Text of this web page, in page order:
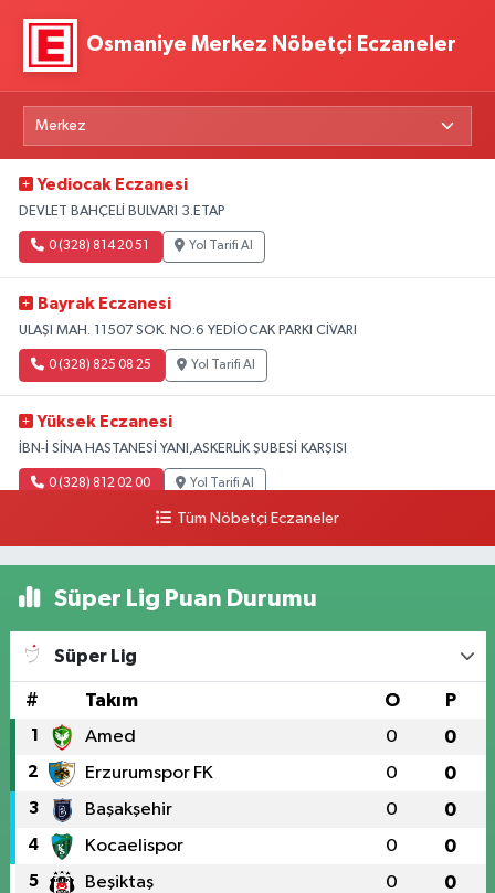
Osmaniye Merkez Nöbetçi Eczaneler
Yediocak Eczanesi
DEVLET BAHÇELİ BULVARI 3.ETAP
0 (328) 814 20 51 Yol Tarifi Al
Bayrak Eczanesi
ULAŞI MAH. 11507 SOK. NO:6 YEDİOCAK PARKI CİVARI
0 (328) 825 08 25 Yol Tarifi Al
Yüksek Eczanesi
İBN-İ SİNA HASTANESİ YANI,ASKERLİK ŞUBESİ KARŞISI
0 (328) 812 02 00 Yol Tarifi Al
Tüm Nöbetçi Eczaneler
Süper Lig Puan Durumu
Süper Lig
# Takım O P
1 Amed 0 0
2 Erzurumspor FK 0 0
3 Başakşehir 0 0
4 Kocaelispor 0 0
5 Beşiktaş 0 0